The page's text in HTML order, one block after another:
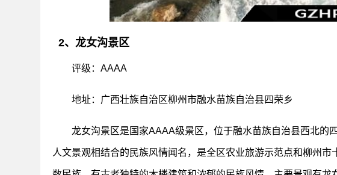
2、龙女沟景区
评级：AAAA
地址：广西壮族自治区柳州市融水苗族自治县四荣乡
龙女沟景区是国家AAAA级景区，位于融水苗族自治县西北的
人文景观相结合的民族风情闻名，是全区农业旅游示范点和柳州